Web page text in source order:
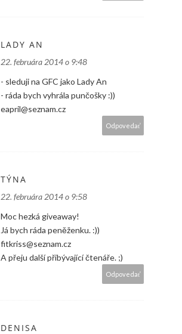
LADY AN
22. februára 2014 o 9:48
- sleduji na GFC jako Lady An
- ráda bych vyhrála punčošky :))
eapril@seznam.cz
Odpovedať
TÝNA
22. februára 2014 o 9:58
Moc hezká giveaway!
Já bych ráda peněženku. :))
fitkriss@seznam.cz
A přeju další přibývající čtenáře. ;)
Odpovedať
DENISA